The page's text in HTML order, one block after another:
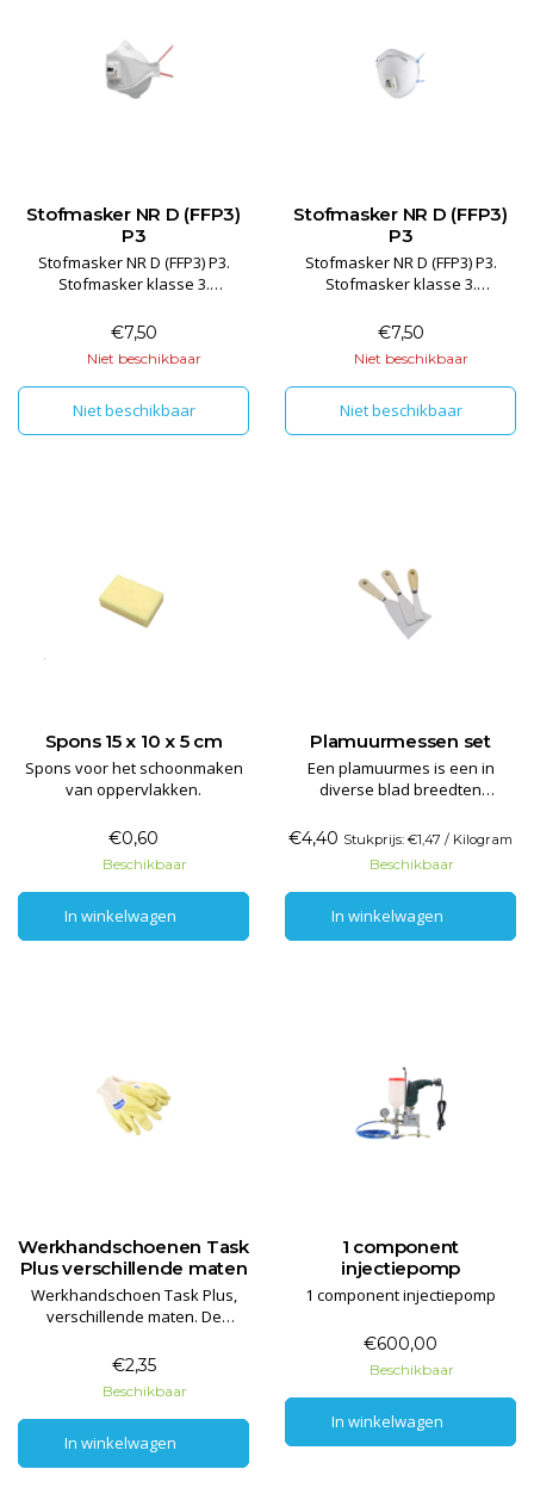
Stofmasker NR D (FFP3)
P3
Stofmasker NR D (FFP3) P3.
Stofmasker klasse 3.
verpakt, snel op te zetten en
een hoogcomfort met een
stoffilterklasse van P3!
€7,50
Niet beschikbaar
Niet beschikbaar
Stofmasker NR D (FFP3)
P3
Stofmasker NR D (FFP3) P3.
Stofmasker klasse 3.
verpakt, snel op te zetten en
een hoogcomfort met een
stoffilterklasse van P3!
€7,50
Niet beschikbaar
Niet beschikbaar
Spons 15 x 10 x 5 cm
Spons voor het schoonmaken
van oppervlakken.
€0,60
Beschikbaar
In winkelwagen
In winkelwagen
Plamuurmessen set
Een plamuurmes is een in
diverse blad breedten
het aanbrengen van plamuur,
vulmiddelen etc.
€4,40 Stukprijs: €1,47 / Kilogram
Beschikbaar
In winkelwagen
In winkelwagen
Werkhandschoenen Task
Plus verschillende maten
Werkhandschoen Task Plus,
verschillende maten. De
katoenen interlock handschoen
met een gele nitril coating op de
palm.
€2,35
Beschikbaar
In winkelwagen
In winkelwagen
1 component
injectiepomp
1 component injectiepomp
€600,00
Beschikbaar
In winkelwagen
In winkelwagen